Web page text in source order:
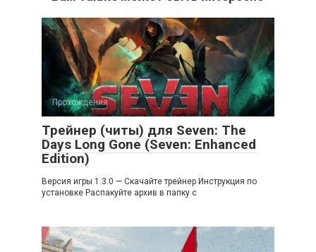
Прохождения
Трейнер (читы) для Seven: The
Days Long Gone (Seven: Enhanced
Edition)
Версия игры 1.3.0 — Скачайте трейнер Инструкция по
установке Распакуйте архив в папку с